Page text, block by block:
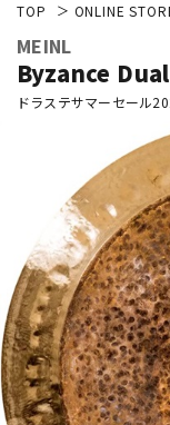
エレキギタ
ベース
ドラム
キーボード
TOP ONLINE
MEINL
Byzance
ドラステサマーセール